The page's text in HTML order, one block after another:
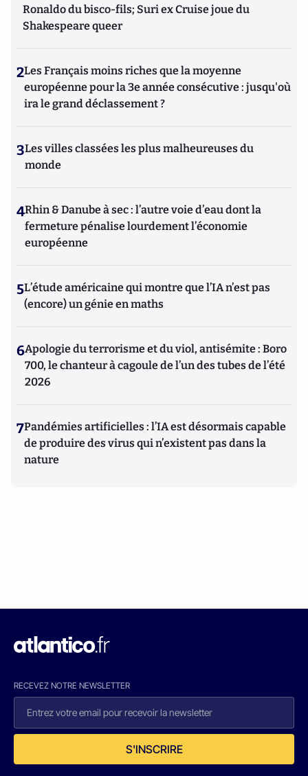
Ronaldo du bisco-fils; Suri ex Cruise joue du
Shakespeare queer
2Les Français moins riches que la moyenne
européenne pour la 3e année consécutive : jusqu'où
ira le grand déclassement ?
3Les villes classées les plus malheureuses du
monde
4Rhin & Danube à sec : l’autre voie d’eau dont la
fermeture pénalise lourdement l’économie
européenne
5L’étude américaine qui montre que l’IA n’est pas
(encore) un génie en maths
6Apologie du terrorisme et du viol, antisémite : Boro
700, le chanteur à cagoule de l’un des tubes de l’été
2026
7Pandémies artificielles : l’IA est désormais capable
de produire des virus qui n’existent pas dans la
nature
RECEVEZ NOTRE NEWSLETTER
S'INSCRIRE